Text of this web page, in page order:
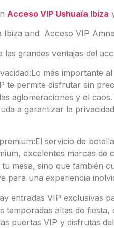
Acceso VIP Ushuaïa Ibiza
Ibiza and Acceso VIP
las grandes ventajas del
más importante
te permite disfrutar sin
aglomeraciones y el
a garantizar la
servicio de
excelentes marcas
mesa, sino que también
para una experiencia
entradas VIP exclusivas
temporadas altas de
puertas VIP y disfrutas